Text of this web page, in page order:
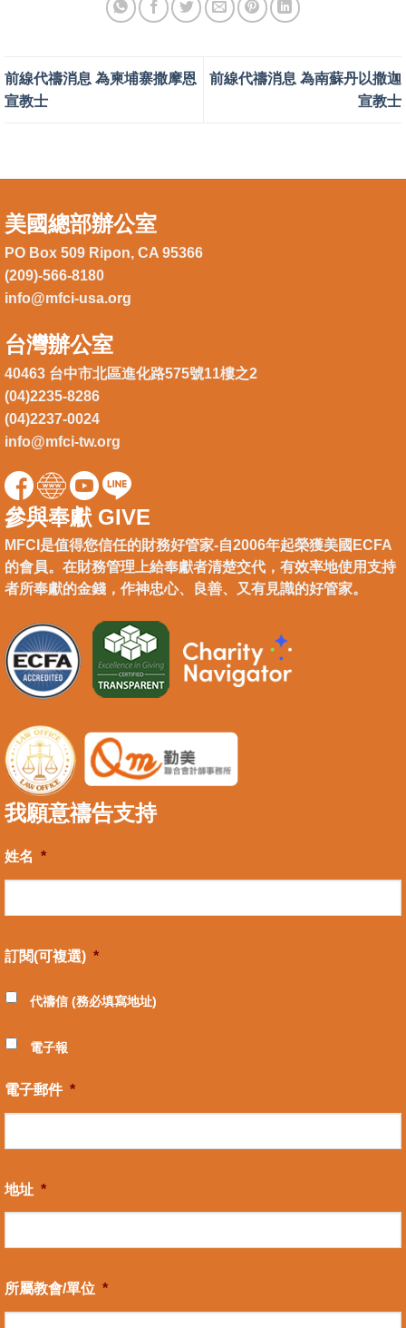
前線代禱消息 為柬埔寨撒摩恩
宣教士
前線代禱消息 為南蘇丹以撒迦
宣教士
美國總部辦公室
PO Box 509 Ripon, CA 95366
(209)-566-8180
info@mfci-usa.org
台灣辦公室
40463 台中市北區進化路575號11樓之2
(04)2235-8286
(04)2237-0024
info@mfci-tw.org
參與奉獻 GIVE
MFCI是值得您信任的財務好管家-自2006年起榮獲美國ECFA
的會員。在財務管理上給奉獻者清楚交代，有效率地使用支持
者所奉獻的金錢，作神忠心、良善、又有見識的好管家。
我願意禱告支持
姓名 *
訂閱(可複選) *
代禱信 (務必填寫地址)
電子報
電子郵件 *
地址 *
所屬教會/單位 *